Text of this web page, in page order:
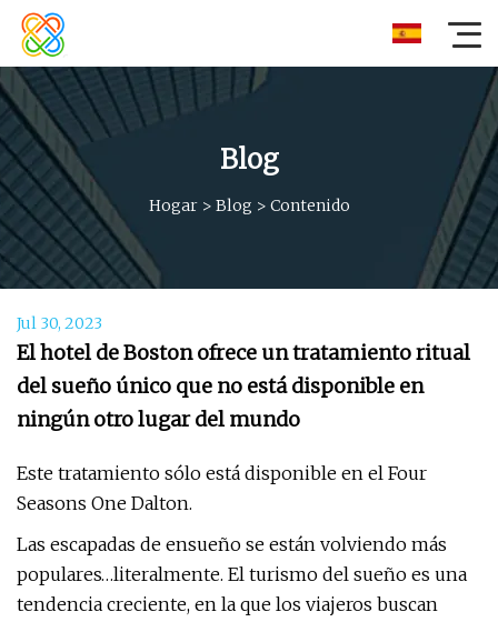
Blog
Hogar> Blog > Contenido
Jul 30, 2023
El hotel de Boston ofrece un tratamiento ritual
del sueño único que no está disponible en
ningún otro lugar del mundo
Este tratamiento sólo está disponible en el Four
Seasons One Dalton.
Las escapadas de ensueño se están volviendo más
populares…literalmente. El turismo del sueño es una
tendencia creciente, en la que los viajeros buscan